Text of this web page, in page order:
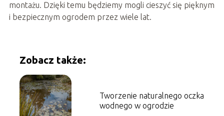
montażu. Dzięki temu będziemy mogli cieszyć się pięknym
i bezpiecznym ogrodem przez wiele lat.
Zobacz także:
Tworzenie naturalnego oczka
wodnego w ogrodzie